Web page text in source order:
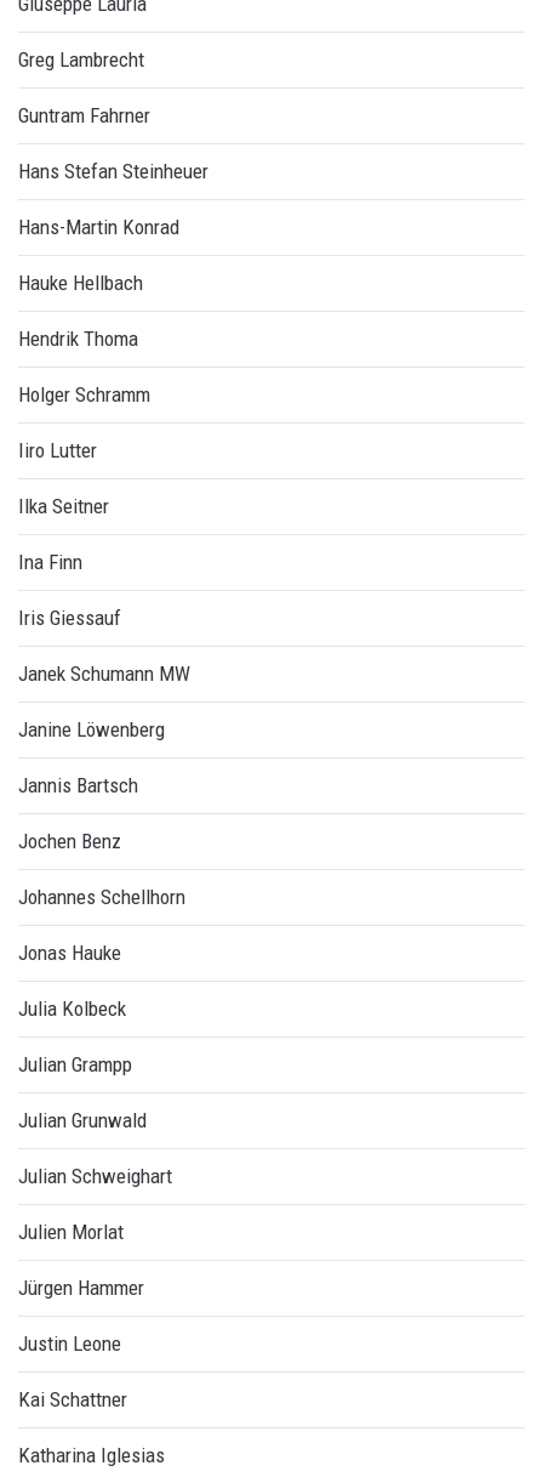
Greg Lambrecht
Guntram Fahrner
Hans Stefan Steinheuer
Hans-Martin Konrad
Hauke Hellbach
Hendrik Thoma
Holger Schramm
Iiro Lutter
Ilka Seitner
Ina Finn
Iris Giessauf
Janek Schumann MW
Janine Löwenberg
Jannis Bartsch
Jochen Benz
Johannes Schellhorn
Jonas Hauke
Julia Kolbeck
Julian Grampp
Julian Grunwald
Julian Schweighart
Julien Morlat
Jürgen Hammer
Justin Leone
Kai Schattner
Katharina Iglesias